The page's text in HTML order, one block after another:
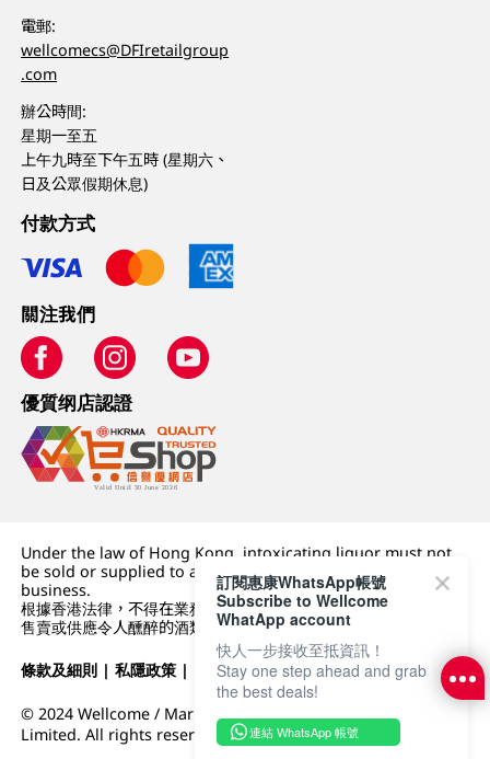
電郵:
wellcomecs@DFIretailgroup
.com
辦公時間:
星期一至五
上午九時至下午五時 (星期六、
日及公眾假期休息)
付款方式
關注我們
優質纲店認證
Under the law of Hong Kong, intoxicating liquor must not
be sold or supplied to a minor (under 18) in the course of
business.
根據香港法律，不得在業務過程中，向未成年人 (18 歲以下人士)
售賣或供應令人醺醉的酒類。
條款及細則 |私隱政策 | DFI零售集團
© 2024 Wellcome / Market Place. The Dairy Farm Company
Limited. All rights reserved.
訂閱惠康WhatsApp帳號
Subscribe to Wellcome
WhatApp account
快人一步接收至抵資訊！
Stay one step ahead and grab
the best deals!
連結 WhatsApp 帳號